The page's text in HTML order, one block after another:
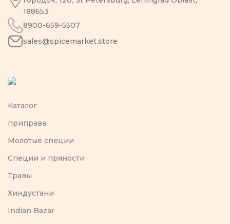
188653
8900-659-5507
sales@spicemarket.store
Каталог
приправа
Молотые специи
Специи и пряности
Травы
Хиндустани
Indian Bazar